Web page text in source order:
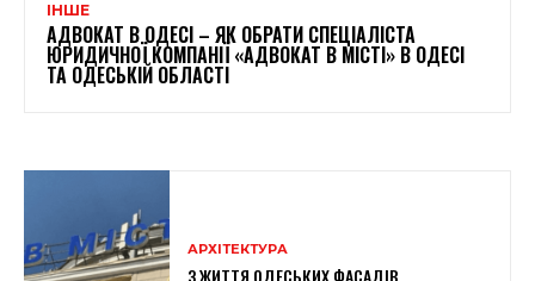
ІНШЕ
АДВОКАТ В ОДЕСІ – ЯК ОБРАТИ СПЕЦІАЛІСТА
ЮРИДИЧНОЇ КОМПАНІЇ «АДВОКАТ В МІСТІ» В ОДЕСІ
ТА ОДЕСЬКІЙ ОБЛАСТІ
АРХІТЕКТУРА
З ЖИТТЯ ОДЕСЬКИХ ФАСАДІВ